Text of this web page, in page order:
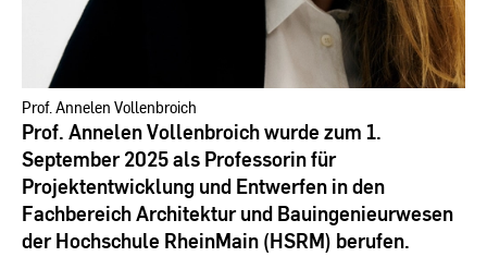
Prof. Annelen Vollenbroich
Prof. Annelen Vollenbroich wurde zum 1.
September 2025 als Professorin für
Projektentwicklung und Entwerfen in den
Fachbereich Architektur und Bauingenieurwesen
der Hochschule RheinMain (HSRM) berufen.